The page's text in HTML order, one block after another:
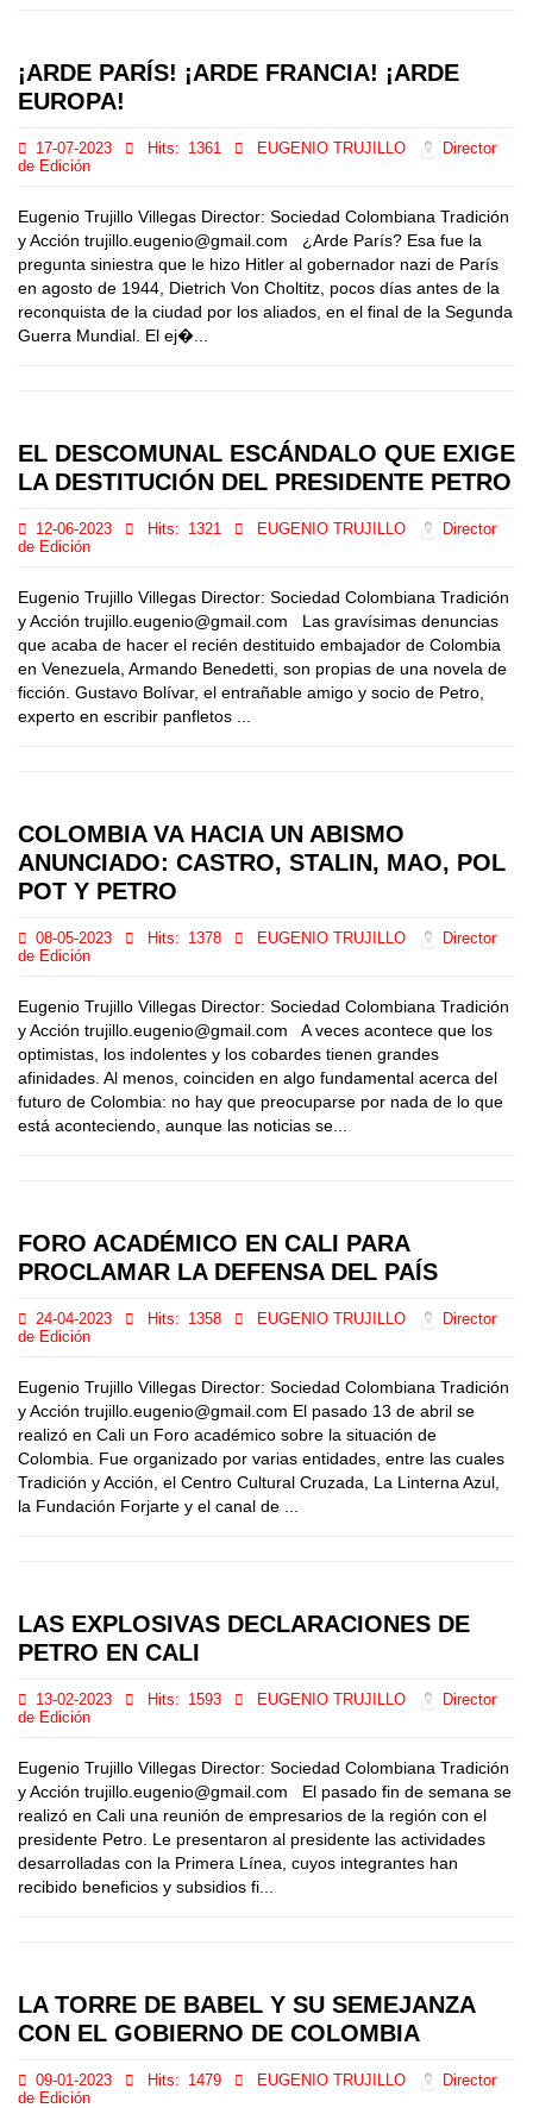
¡ARDE PARÍS! ¡ARDE FRANCIA! ¡ARDE
EUROPA!
17-07-2023 Hits: 1361 EUGENIO TRUJILLO
Director
de Edición
Eugenio Trujillo Villegas Director: Sociedad Colombiana Tradición
y Acción trujillo.eugenio@gmail.com ¿Arde París? Esa fue la
pregunta siniestra que le hizo Hitler al gobernador nazi de París
en agosto de 1944, Dietrich Von Choltitz, pocos días antes de la
reconquista de la ciudad por los aliados, en el final de la Segunda
Guerra Mundial. El ej�...
EL DESCOMUNAL ESCÁNDALO QUE EXIGE
LA DESTITUCIÓN DEL PRESIDENTE PETRO
12-06-2023 Hits: 1321 EUGENIO TRUJILLO
Director
de Edición
Eugenio Trujillo Villegas Director: Sociedad Colombiana Tradición
y Acción trujillo.eugenio@gmail.com Las gravísimas denuncias
que acaba de hacer el recién destituido embajador de Colombia
en Venezuela, Armando Benedetti, son propias de una novela de
ficción. Gustavo Bolívar, el entrañable amigo y socio de Petro,
experto en escribir panfletos ...
COLOMBIA VA HACIA UN ABISMO
ANUNCIADO: CASTRO, STALIN, MAO, POL
POT Y PETRO
08-05-2023 Hits: 1378 EUGENIO TRUJILLO
Director
de Edición
Eugenio Trujillo Villegas Director: Sociedad Colombiana Tradición
y Acción trujillo.eugenio@gmail.com A veces acontece que los
optimistas, los indolentes y los cobardes tienen grandes
afinidades. Al menos, coinciden en algo fundamental acerca del
futuro de Colombia: no hay que preocuparse por nada de lo que
está aconteciendo, aunque las noticias se...
FORO ACADÉMICO EN CALI PARA
PROCLAMAR LA DEFENSA DEL PAÍS
24-04-2023 Hits: 1358 EUGENIO TRUJILLO
Director
de Edición
Eugenio Trujillo Villegas Director: Sociedad Colombiana Tradición
y Acción trujillo.eugenio@gmail.com El pasado 13 de abril se
realizó en Cali un Foro académico sobre la situación de
Colombia. Fue organizado por varias entidades, entre las cuales
Tradición y Acción, el Centro Cultural Cruzada, La Linterna Azul,
la Fundación Forjarte y el canal de ...
LAS EXPLOSIVAS DECLARACIONES DE
PETRO EN CALI
13-02-2023 Hits: 1593 EUGENIO TRUJILLO
Director
de Edición
Eugenio Trujillo Villegas Director: Sociedad Colombiana Tradición
y Acción trujillo.eugenio@gmail.com El pasado fin de semana se
realizó en Cali una reunión de empresarios de la región con el
presidente Petro. Le presentaron al presidente las actividades
desarrolladas con la Primera Línea, cuyos integrantes han
recibido beneficios y subsidios fi...
LA TORRE DE BABEL Y SU SEMEJANZA
CON EL GOBIERNO DE COLOMBIA
09-01-2023 Hits: 1479 EUGENIO TRUJILLO
Director
de Edición